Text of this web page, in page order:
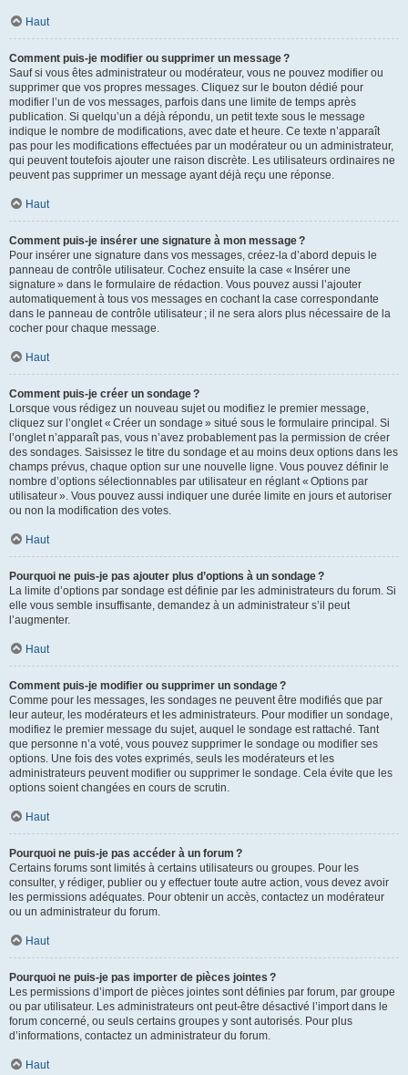
Haut
Comment puis-je modifier ou supprimer un message ?
Sauf si vous êtes administrateur ou modérateur, vous ne pouvez modifier ou
supprimer que vos propres messages. Cliquez sur le bouton dédié pour
modifier l’un de vos messages, parfois dans une limite de temps après
publication. Si quelqu’un a déjà répondu, un petit texte sous le message
indique le nombre de modifications, avec date et heure. Ce texte n’apparaît
pas pour les modifications effectuées par un modérateur ou un administrateur,
qui peuvent toutefois ajouter une raison discrète. Les utilisateurs ordinaires ne
peuvent pas supprimer un message ayant déjà reçu une réponse.
Haut
Comment puis-je insérer une signature à mon message ?
Pour insérer une signature dans vos messages, créez-la d’abord depuis le
panneau de contrôle utilisateur. Cochez ensuite la case « Insérer une
signature » dans le formulaire de rédaction. Vous pouvez aussi l’ajouter
automatiquement à tous vos messages en cochant la case correspondante
dans le panneau de contrôle utilisateur ; il ne sera alors plus nécessaire de la
cocher pour chaque message.
Haut
Comment puis-je créer un sondage ?
Lorsque vous rédigez un nouveau sujet ou modifiez le premier message,
cliquez sur l’onglet « Créer un sondage » situé sous le formulaire principal. Si
l’onglet n’apparaît pas, vous n’avez probablement pas la permission de créer
des sondages. Saisissez le titre du sondage et au moins deux options dans les
champs prévus, chaque option sur une nouvelle ligne. Vous pouvez définir le
nombre d’options sélectionnables par utilisateur en réglant « Options par
utilisateur ». Vous pouvez aussi indiquer une durée limite en jours et autoriser
ou non la modification des votes.
Haut
Pourquoi ne puis-je pas ajouter plus d’options à un sondage ?
La limite d’options par sondage est définie par les administrateurs du forum. Si
elle vous semble insuffisante, demandez à un administrateur s’il peut
l’augmenter.
Haut
Comment puis-je modifier ou supprimer un sondage ?
Comme pour les messages, les sondages ne peuvent être modifiés que par
leur auteur, les modérateurs et les administrateurs. Pour modifier un sondage,
modifiez le premier message du sujet, auquel le sondage est rattaché. Tant
que personne n’a voté, vous pouvez supprimer le sondage ou modifier ses
options. Une fois des votes exprimés, seuls les modérateurs et les
administrateurs peuvent modifier ou supprimer le sondage. Cela évite que les
options soient changées en cours de scrutin.
Haut
Pourquoi ne puis-je pas accéder à un forum ?
Certains forums sont limités à certains utilisateurs ou groupes. Pour les
consulter, y rédiger, publier ou y effectuer toute autre action, vous devez avoir
les permissions adéquates. Pour obtenir un accès, contactez un modérateur
ou un administrateur du forum.
Haut
Pourquoi ne puis-je pas importer de pièces jointes ?
Les permissions d’import de pièces jointes sont définies par forum, par groupe
ou par utilisateur. Les administrateurs ont peut-être désactivé l’import dans le
forum concerné, ou seuls certains groupes y sont autorisés. Pour plus
d’informations, contactez un administrateur du forum.
Haut